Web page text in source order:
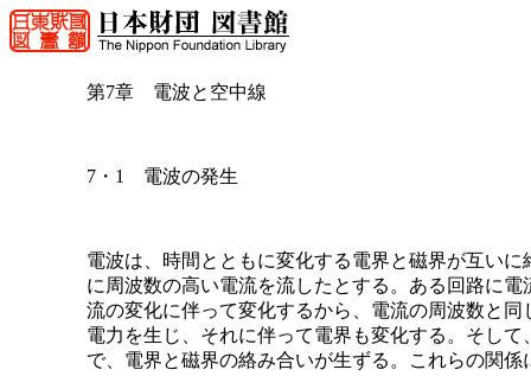
第7章 電波と空中線
7・1 電波の発生
電波は、時間とともに変化する電界と磁界が互い
に周波数の高い電流を流したとする。ある回路に
流の変化に伴って変化するから、電流の周波数と
電力を生じ、それに伴って電界も変化する。そし
で、電界と磁界の絡み合いが生ずる。これらの関係